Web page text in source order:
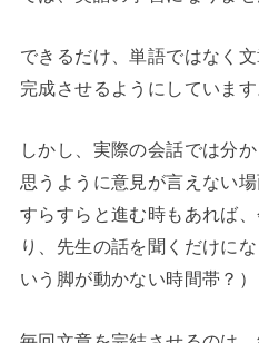
できるだけ、単語ではなく
完成させるようにしています
しかし、実際の会話では分
思うように意見が言えない
すらすらと進む時もあれば
り、先生の話を聞くだけに
いう脚が動かない時間帯？）